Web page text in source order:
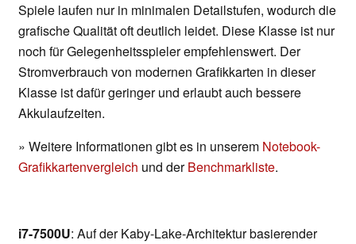
Spiele laufen nur in minimalen Detailstufen, wodurch die
grafische Qualität oft deutlich leidet. Diese Klasse ist nur
noch für Gelegenheitsspieler empfehlenswert. Der
Stromverbrauch von modernen Grafikkarten in dieser
Klasse ist dafür geringer und erlaubt auch bessere
Akkulaufzeiten.
» Weitere Informationen gibt es in unserem Notebook-
Grafikkartenvergleich und derBenchmarkliste.
i7-7500U: Auf der Kaby-Lake-Architektur basierender